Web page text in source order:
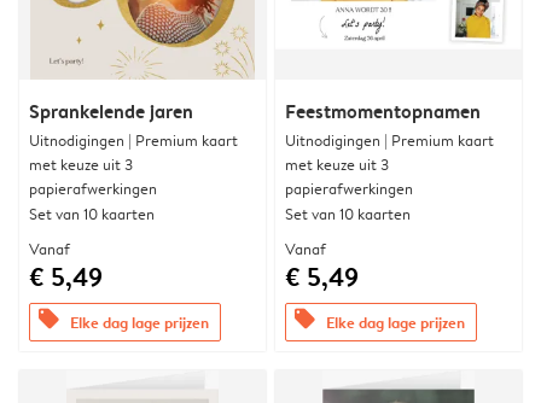
Sprankelende jaren
Uitnodigingen | Premium kaart
met keuze uit 3
papierafwerkingen
Set van 10 kaarten
Vanaf
€ 5,49
offers Elke dag lage prijzen
Feestmomentopnamen
Uitnodigingen | Premium kaart
met keuze uit 3
papierafwerkingen
Set van 10 kaarten
Vanaf
€ 5,49
offers Elke dag lage prijzen